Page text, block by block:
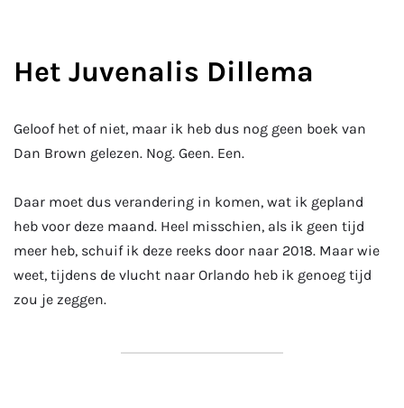
Het Juvenalis Dillema
Geloof het of niet, maar ik heb dus nog geen boek van
Dan Brown gelezen. Nog. Geen. Een.
Daar moet dus verandering in komen, wat ik gepland
heb voor deze maand. Heel misschien, als ik geen tijd
meer heb, schuif ik deze reeks door naar 2018. Maar wie
weet, tijdens de vlucht naar Orlando heb ik genoeg tijd
zou je zeggen.